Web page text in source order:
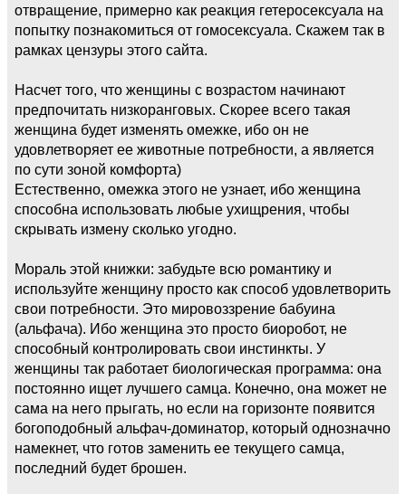
отвращение, примерно как реакция гетеросексуала на
попытку познакомиться от гомосексуала. Скажем так в
рамках цензуры этого сайта.
Насчет того, что женщины с возрастом начинают
предпочитать низкоранговых. Скорее всего такая
женщина будет изменять омежке, ибо он не
удовлетворяет ее животные потребности, а является
по сути зоной комфорта)
Естественно, омежка этого не узнает, ибо женщина
способна использовать любые ухищрения, чтобы
скрывать измену сколько угодно.
Мораль этой книжки: забудьте всю романтику и
используйте женщину просто как способ удовлетворить
свои потребности. Это мировоззрение бабуина
(альфача). Ибо женщина это просто биоробот, не
способный контролировать свои инстинкты. У
женщины так работает биологическая программа: она
постоянно ищет лучшего самца. Конечно, она может не
сама на него прыгать, но если на горизонте появится
богоподобный альфач-доминатор, который однозначно
намекнет, что готов заменить ее текущего самца,
последний будет брошен.